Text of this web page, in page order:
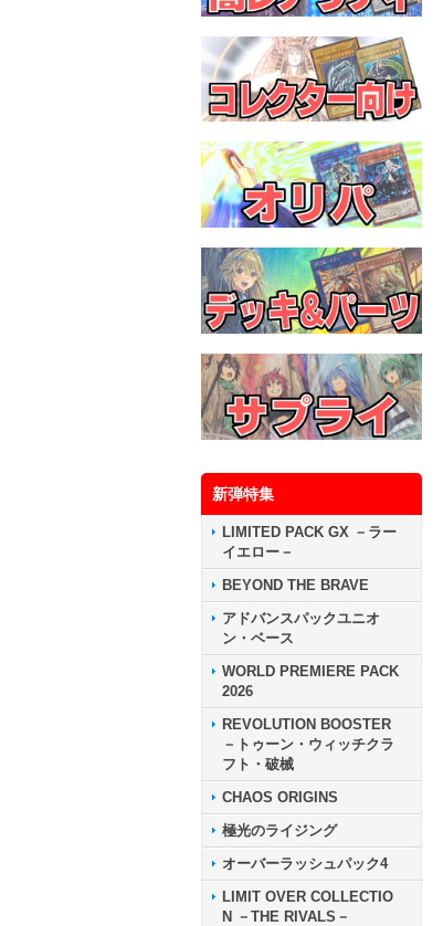
新弾特集
LIMITED PACK GX －ラー
イエロー－
BEYOND THE BRAVE
アドバンスパックユニオ
ン・ベース
WORLD PREMIERE PACK
2026
REVOLUTION BOOSTER
－トゥーン・ウィッチクラ
フト・破械
CHAOS ORIGINS
極光のライジング
オーバーラッシュパック4
LIMIT OVER COLLECTIO
N －THE RIVALS－